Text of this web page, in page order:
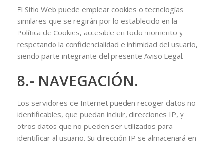
El Sitio Web puede emplear cookies o tecnologías
similares que se regirán por lo establecido en la
Política de Cookies, accesible en todo momento y
respetando la confidencialidad e intimidad del usuario,
siendo parte integrante del presente Aviso Legal.
8.- NAVEGACIÓN.
Los servidores de Internet pueden recoger datos no
identificables, que puedan incluir, direcciones IP, y
otros datos que no pueden ser utilizados para
identificar al usuario. Su dirección IP se almacenará en